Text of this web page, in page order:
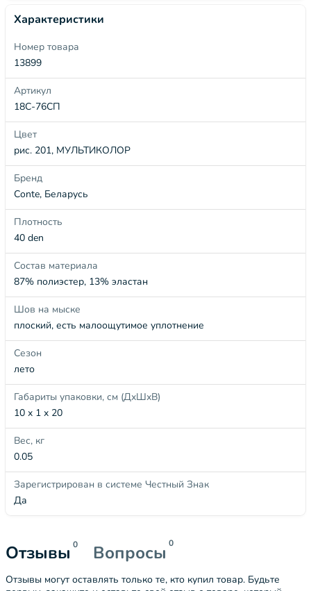
Характеристики
Номер товара
13899
Артикул
18С-76СП
Цвет
рис. 201, МУЛЬТИКОЛОР
Бренд
Conte, Беларусь
Плотность
40 den
Состав материала
87% полиэстер, 13% эластан
Шов на мыске
плоский, есть малоощутимое уплотнение
Сезон
лето
Габариты упаковки, см (ДхШхВ)
10 x 1 x 20
Вес, кг
0.05
Зарегистрирован в системе Честный Знак
Да
Отзывы 0 Вопросы 0
Отзывы могут оставлять только те, кто купил товар. Будьте